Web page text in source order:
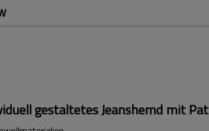
gestaltetes Jeanshemd mit